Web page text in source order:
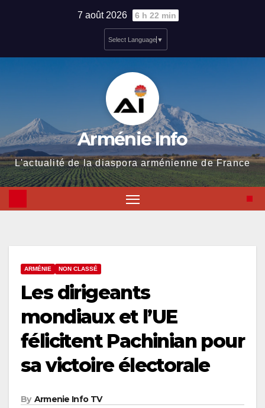
7 août 2026 6 h 22 min
Select Language ▼
Arménie Info
L'actualité de la diaspora arménienne de France
ARMÉNIE NON CLASSÉ
Les dirigeants
mondiaux et l’UE
félicitent Pachinian pour
sa victoire électorale
By Armenie Info TV